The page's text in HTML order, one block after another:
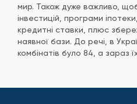
мир. Також дуже важливо,
інвестицій, програми
кредитні ставки, плюс
наявної бази. До речі, в
комбінатів було 84, а зараз